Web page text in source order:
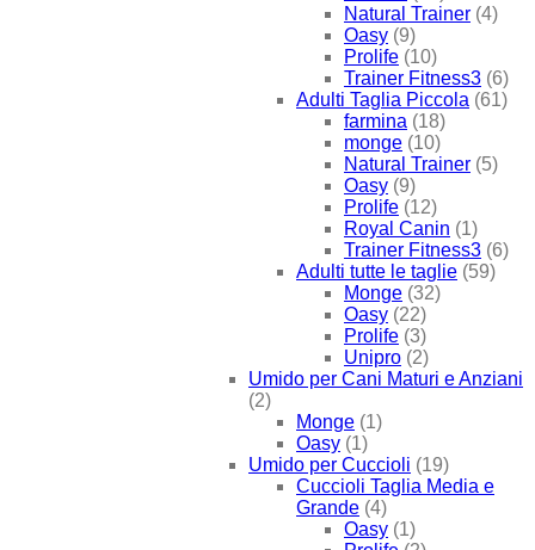
Natural Trainer (4)
Oasy (9)
Prolife (10)
Trainer Fitness3 (6)
Adulti Taglia Piccola (61)
farmina (18)
monge (10)
Natural Trainer (5)
Oasy (9)
Prolife (12)
Royal Canin (1)
Trainer Fitness3 (6)
Adulti tutte le taglie (59)
Monge (32)
Oasy (22)
Prolife (3)
Unipro (2)
Umido per Cani Maturi e Anziani
(2)
Monge (1)
Oasy (1)
Umido per Cuccioli (19)
Cuccioli Taglia Media e
Grande (4)
Oasy (1)